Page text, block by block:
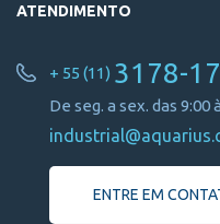
ATENDIMENTO
+ 55 (11) 3178-
De seg. a sex. das 9:00
ENTRE EM